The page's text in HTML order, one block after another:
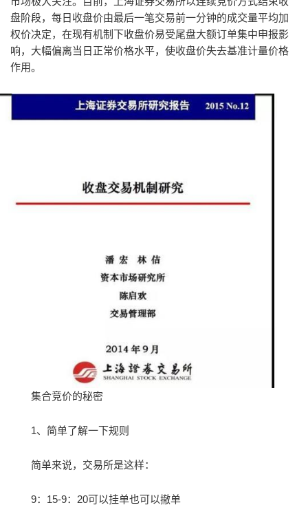
盘阶段，每日收盘价由最后一笔交易前一分钟的成交量平均加
权价决定，在现有机制下收盘价易受尾盘大额订单集中申报影
响，大幅偏离当日正常价格水平，使收盘价失去基准计量价格
作用。
集合竞价的秘密
1、简单了解一下规则
简单来说，交易所是这样：
9：15-9：20可以挂单也可以撤单